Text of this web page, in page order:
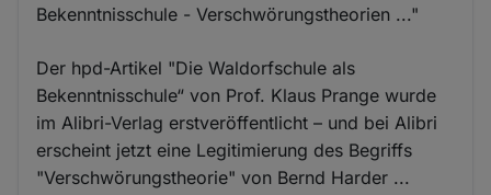
Bekenntnisschule - Verschwörungstheorien ..."
Der hpd-Artikel "Die Waldorfschule als
Bekenntnisschule“ von Prof. Klaus Prange wurde
im Alibri-Verlag erstveröffentlicht – und bei Alibri
erscheint jetzt eine Legitimierung des Begriffs
"Verschwörungstheorie" von Bernd Harder ...